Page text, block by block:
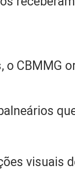
o CBMMG
visuais